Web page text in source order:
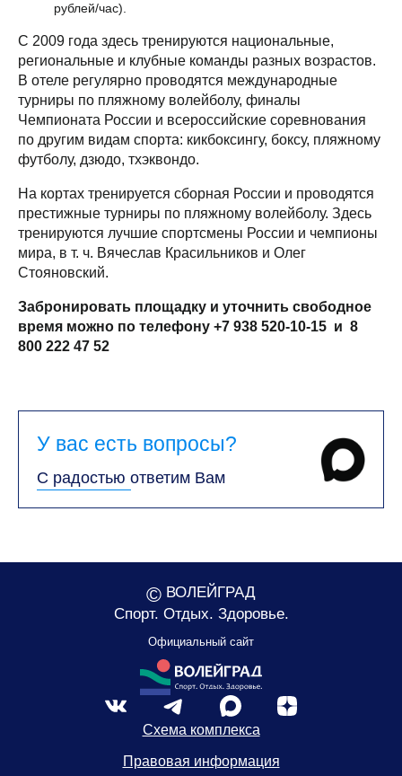
рублей/час).
С 2009 года здесь тренируются национальные,
региональные и клубные команды разных возрастов.
В отеле регулярно проводятся международные
турниры по пляжному волейболу, финалы
Чемпионата России и всероссийские соревнования
по другим видам спорта: кикбоксингу, боксу, пляжному
футболу, дзюдо, тхэквондо.
На кортах тренируется сборная России и проводятся
престижные турниры по пляжному волейболу. Здесь
тренируются лучшие спортсмены России и чемпионы
мира, в т. ч. Вячеслав Красильников и Олег
Стояновский.
Забронировать площадку и уточнить свободное
время можно по телефону +7 938 520-10-15 и 8
800 222 47 52
У вас есть вопросы?
С радостью ответим Вам
© ВОЛЕЙГРАД
Спорт. Отдых. Здоровье.
Официальный сайт
Схема комплекса
Правовая информация